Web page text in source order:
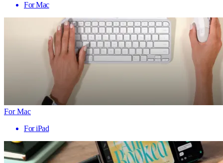
For Mac
For Mac
For iPad